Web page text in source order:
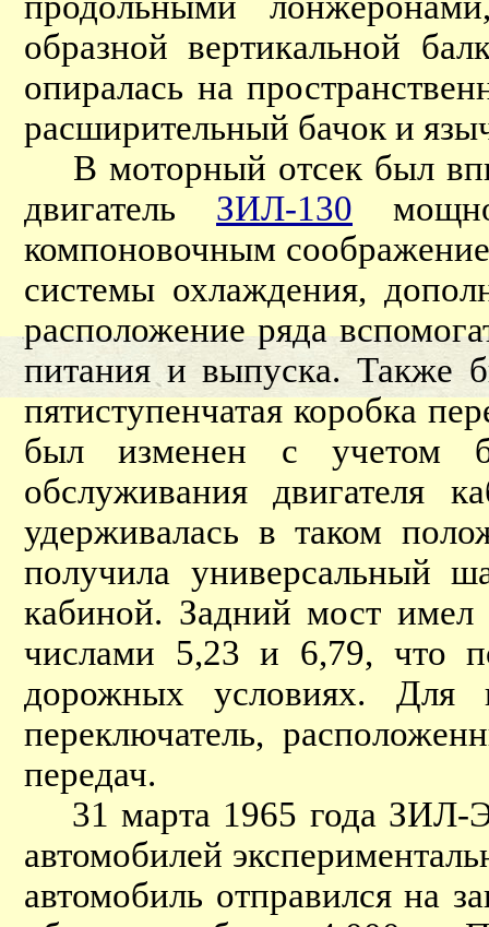
образной вертикальной
опиралась на
расширительный бачок и
В моторный отсек был
двигатель ЗИЛ-130
компоновочным
системы охлаждения,
расположение ряда
питания и выпуска. Также
пятиступенчатая коробка
был изменен с учетом
обслуживания двигателя
удерживалась в таком
получила универсальный
кабиной. Задний мост имел
числами 5,23 и 6,79, что
дорожных условиях. Для
переключатель,
передач.
31 марта 1965 года ЗИЛ-
автомобилей
автомобиль отправился на